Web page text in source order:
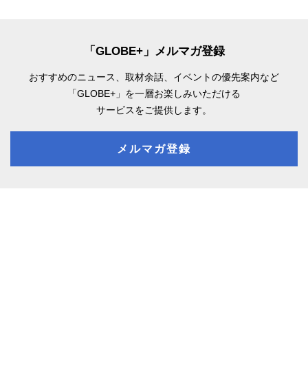
「GLOBE+」メルマガ登録
おすすめのニュース、取材余話、 イベントの優先案内など
「GLOBE+」を一層お楽しみいただける
サービスをご提供します。
メルマガ登録